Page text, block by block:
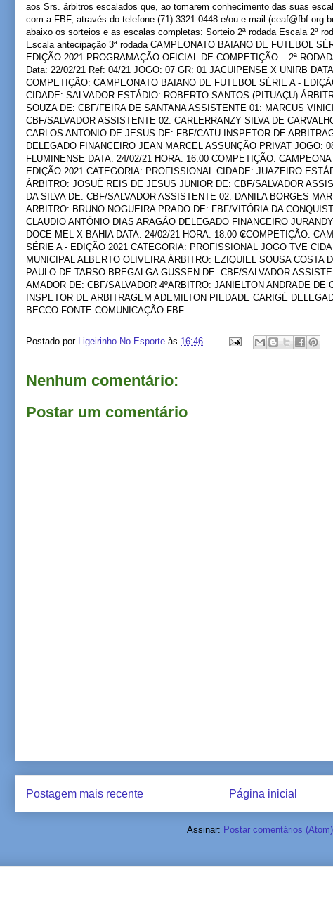
aos Srs. árbitros escalados que, ao tomarem conhecimento das suas
com a FBF, através do telefone (71) 3321-0448 e/ou e-mail
abaixo os sorteios e as escalas completas: Sorteio 2ª rodada Escala 2ª
Escala antecipação 3ª rodada CAMPEONATO BAIANO DE FUTEBOL
EDIÇÃO 2021 PROGRAMAÇÃO OFICIAL DE COMPETIÇÃO – 2ª
Data: 22/02/21 Ref: 04/21 JOGO: 07 GR: 01 JACUIPENSE X UNIRB
COMPETIÇÃO: CAMPEONATO BAIANO DE FUTEBOL SÉRIE A -
CIDADE: SALVADOR ESTÁDIO: ROBERTO SANTOS (PITUAÇU)
SOUZA DE: CBF/FEIRA DE SANTANA ASSISTENTE 01: MARCUS
CBF/SALVADOR ASSISTENTE 02: CARLERRANZY SILVA DE
CARLOS ANTONIO DE JESUS DE: FBF/CATU INSPETOR DE
DELEGADO FINANCEIRO JEAN MARCEL ASSUNÇÃO PRIVAT JOGO:
FLUMINENSE DATA: 24/02/21 HORA: 16:00 COMPETIÇÃO:
EDIÇÃO 2021 CATEGORIA: PROFISSIONAL CIDADE: JUAZEIRO
ÁRBITRO: JOSUÉ REIS DE JESUS JUNIOR DE: CBF/SALVADOR
DA SILVA DE: CBF/SALVADOR ASSISTENTE 02: DANILA BORGES
ARBITRO: BRUNO NOGUEIRA PRADO DE: FBF/VITÓRIA DA
CLAUDIO ANTÔNIO DIAS ARAGÃO DELEGADO FINANCEIRO
DOCE MEL X BAHIA DATA: 24/02/21 HORA: 18:00 ₢COMPETIÇÃO:
SÉRIE A - EDIÇÃO 2021 CATEGORIA: PROFISSIONAL JOGO TVE
MUNICIPAL ALBERTO OLIVEIRA ÁRBITRO: EZIQUIEL SOUSA COSTA
PAULO DE TARSO BREGALGA GUSSEN DE: CBF/SALVADOR
AMADOR DE: CBF/SALVADOR 4ºARBITRO: JANIELTON ANDRADE DE
INSPETOR DE ARBITRAGEM ADEMILTON PIEDADE CARIGÉ
BECCO FONTE COMUNICAÇÃO FBF
Postado por Ligeirinho No Esporte às 16:46
Nenhum comentário:
Postar um comentário
Postagem mais recente Página inicial
Assinar: Postar comentários (Atom)